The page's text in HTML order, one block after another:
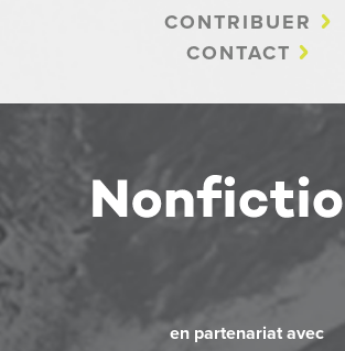
CONTRIBUER
CONTACT
en partenariat avec